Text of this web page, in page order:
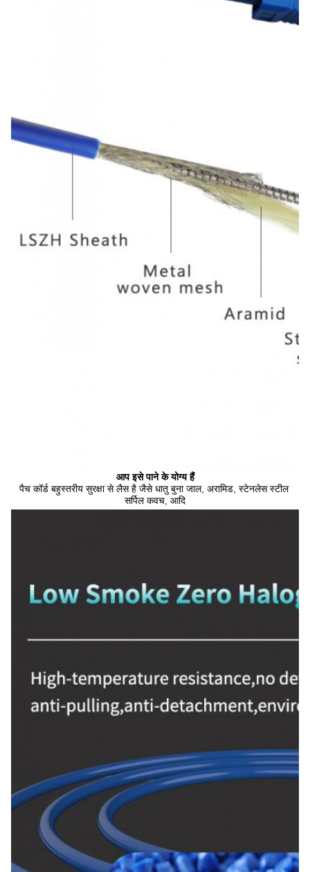
आप इसे पाने के योग्य हैं
पैच कॉर्ड बहुस्तरीय सुरक्षा से लैस है जैसे धातु बुना जाल, अरामिड, स्टेनलेस स्टील
सर्पिल कवच, आदि